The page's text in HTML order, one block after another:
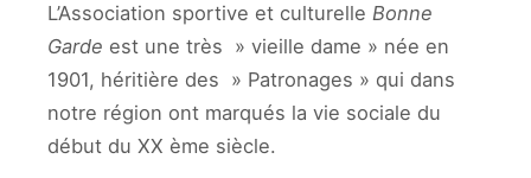
L’Association sportive et culturelle Bonne
Garde est une très » vieille dame » née en
1901, héritière des » Patronages » qui dans
notre région ont marqués la vie sociale du
début du XX ème siècle.